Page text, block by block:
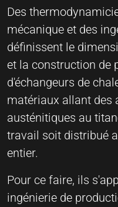
Des
mécanique et des
définissent le
et la construction de
d'échangeurs de
matériaux allant des
austénitiques au
travail soit distribué
entier.
Pour ce faire, ils
ingénierie de